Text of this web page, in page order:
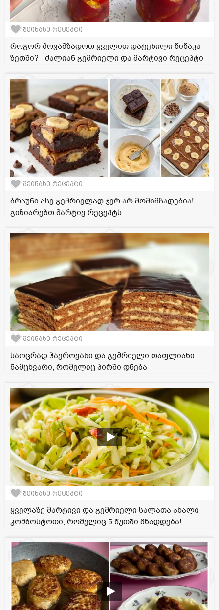
შეინახე რეცეპტი
როგორ მოვამზადოთ ყველით დატენილი წიწაკა
ზეთში? - ძალიან გემრიელი და მარტივი რეცეპტი
შეინახე რეცეპტი
ბრაუნი ასე გემრიელად ჯერ არ მომიმზადებია!
გიზიარებთ მარტივ რეცეპტს
შეინახე რეცეპტი
საოცრად ჰაეროვანი და გემრიელი თაფლიანი
ნამცხვარი, რომელიც პირში დნება
შეინახე რეცეპტი
ყველაზე მარტივი და გემრიელი სალათა ახალი
კომბოსტოთი, რომელიც 5 წუთში მზადდება!